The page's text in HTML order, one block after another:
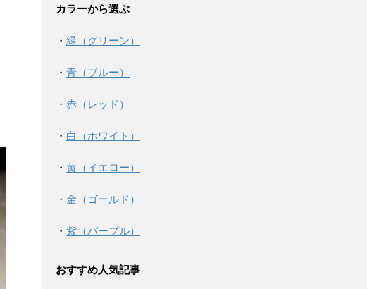
カラーから選ぶ
・ 緑（グリーン）
・ 青（ブルー）
・ 赤（レッド）
・ 白（ホワイト）
・ 黄（イエロー）
・ 金（ゴールド）
・ 紫（パープル）
おすすめ人気記事